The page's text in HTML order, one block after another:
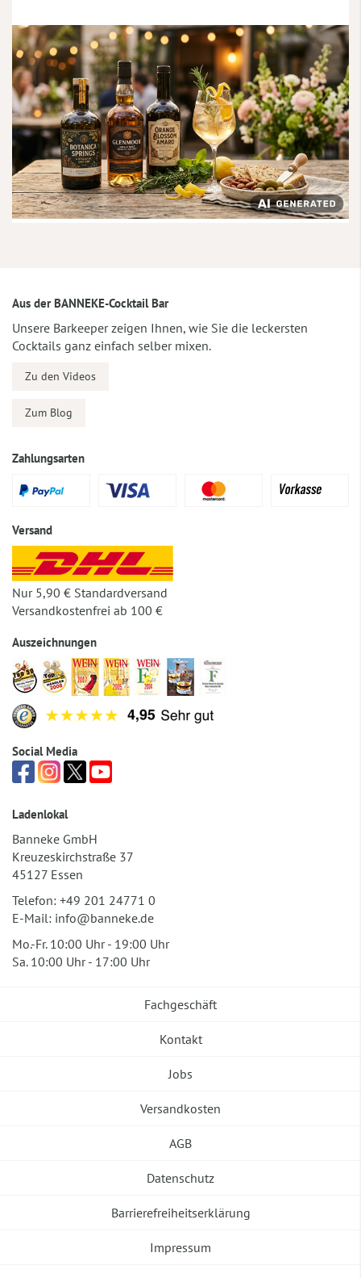
Aus der BANNEKE-Cocktail Bar
Unsere Barkeeper zeigen Ihnen, wie Sie die leckersten
Cocktails ganz einfach selber mixen.
Zu den Videos
Zum Blog
Zahlungsarten
Versand
Nur 5,90 € Standardversand
Versandkostenfrei ab 100 €
Auszeichnungen
Social Media
Ladenlokal
Banneke GmbH
Kreuzeskirchstraße 37
45127 Essen
Telefon: +49 201 24771 0
E-Mail: info@banneke.de
Mo.-Fr. 10:00 Uhr - 19:00 Uhr
Sa. 10:00 Uhr - 17:00 Uhr
Fachgeschäft
Kontakt
Jobs
Versandkosten
AGB
Datenschutz
Barrierefreiheitserklärung
Impressum